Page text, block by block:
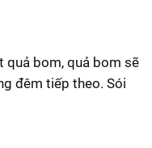
quả bom, quả bom sẽ
đêm tiếp theo. Sói